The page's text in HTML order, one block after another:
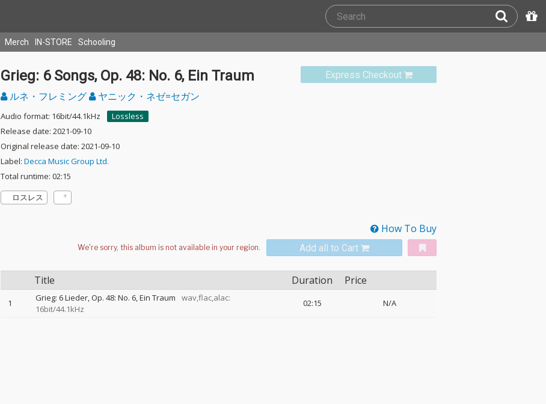
Merch IN-STORE Schooling
Express Checkout
Grieg: 6 Songs, Op. 48: No. 6, Ein Traum
ルネ・フレミング ヤニック・ネゼ=セガン
Audio format: 16bit/44.1kHz
Lossless
Release date: 2021-09-10
Original release date: 2021-09-10
Label: Decca Music Group Ltd.
Total runtime: 02:15
ロスレス
How To Buy
Add all to Cart
Title Duration Price
1 Grieg: 6 Lieder, Op. 48: No. 6, Ein Traum
wav,flac,alac:
16bit/44.1kHz
02:15 N/A